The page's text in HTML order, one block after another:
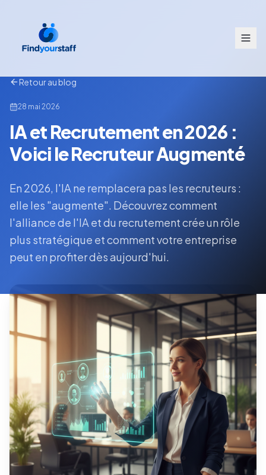
Retour au blog
28 mai 2026
IA et Recrutement en 2026 :
Voici le Recruteur Augmenté
En 2026, l'IA ne remplacera pas les recruteurs :
elle les "augmente". Découvrez comment
l'alliance de l'IA et du recrutement crée un rôle
plus stratégique et comment votre entreprise
peut en profiter dès aujourd'hui.